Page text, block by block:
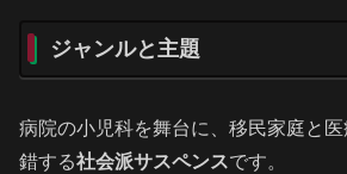
ジャンルと主題
病院の小児科を舞台に、移民家庭と
錯する社会派サスペンスです。